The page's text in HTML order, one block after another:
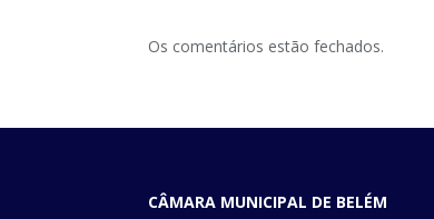
Os comentários estão fechados.
CÂMARA MUNICIPAL DE BELÉM